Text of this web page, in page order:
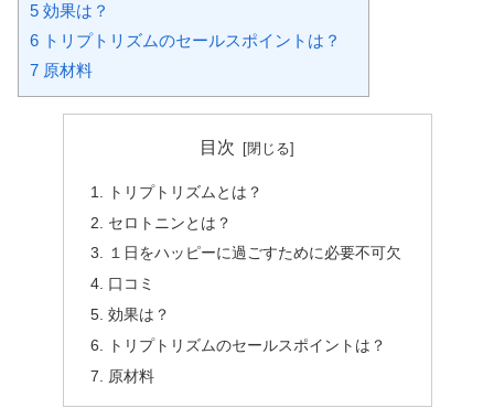
5 効果は？
6 トリプトリズムのセールスポイントは？
7 原材料
目次
トリプトリズムとは？
セロトニンとは？
１日をハッピーに過ごすために必要不可欠
口コミ
効果は？
トリプトリズムのセールスポイントは？
原材料